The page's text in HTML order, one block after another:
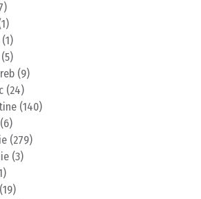
(1)
(5)
(9)
(24)
(140)
(6)
(279)
(3)
(19)